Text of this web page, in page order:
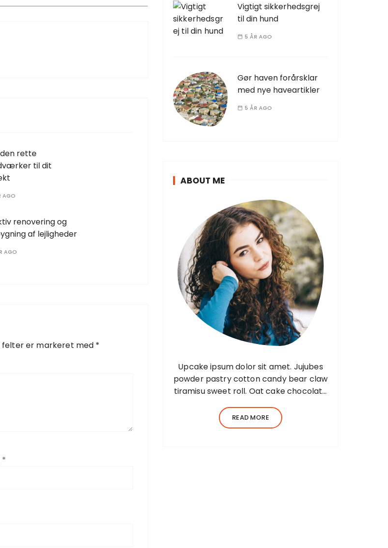
den rette
til dit
AGO
renovering og
af lejligheder
AGO
er markeret med *
*
Vigtigt sikkerhedsgrej
til din hund
5 ÅR AGO
Gør haven forårsklar
med nye haveartikler
5 ÅR AGO
ABOUT ME
Upcake ipsum dolor sit amet. Jujubes
powder pastry cotton candy bear claw
tiramisu sweet roll. Oat cake chocolate
consectetur adipiscing elit, sed do
eiusmod tempor incididunt ut…
READ MORE